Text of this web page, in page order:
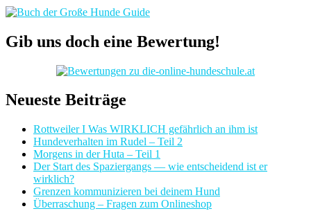
Gib uns doch eine Bewertung!
Neueste Beiträge
Rottweiler I Was WIRKLICH gefährlich an ihm ist
Hundeverhalten im Rudel – Teil 2
Morgens in der Huta – Teil 1
Der Start des Spaziergangs — wie entscheidend ist er
wirklich?
Grenzen kommunizieren bei deinem Hund
Überraschung – Fragen zum Onlineshop